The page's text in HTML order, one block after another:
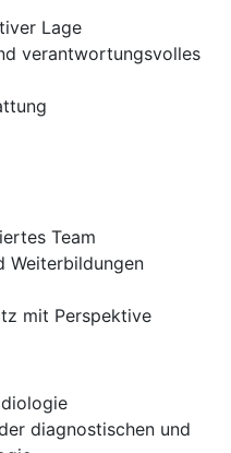
Lage
verantwortungsvolles
Team
Weiterbildungen
mit Perspektive
diagnostischen und